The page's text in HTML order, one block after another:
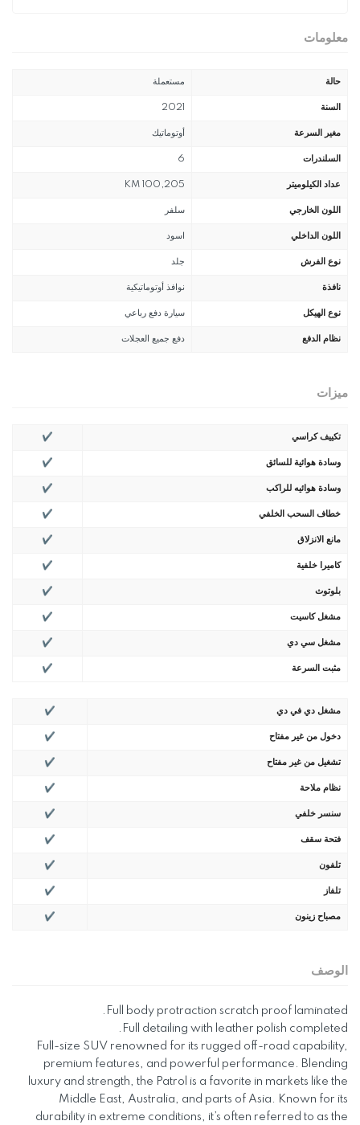
معلومات
حالة مستعملة
السنة 2021
مغير السرعة أوتوماتيك
السلندرات 6
عداد الكيلوميتر 100,205 KM
اللون الخارجي سلفر
اللون الداخلي اسود
نوع الفرش جلد
نافذة نوافذ أوتوماتيكية
نوع الهيكل سيارة دفع رباعي
نظام الدفع دفع جميع العجلات
ميزات
تكييف كراسي ✔
وسادة هوائية للسائق ✔
وسادة هوائيه للراكب ✔
خطاف السحب الخلفي ✔
مانع الانزلاق ✔
كاميرا خلفية ✔
بلوتوث ✔
مشغل كاسيت ✔
مشغل سي دي ✔
مثبت السرعة ✔
مشغل دي في دي ✔
دخول من غير مفتاح ✔
تشغيل من غير مفتاح ✔
نظام ملاحة ✔
سنسر خلفي ✔
فتحة سقف ✔
تلفون ✔
تلفاز ✔
مصباح زينون ✔
الوصف
Full body protraction scratch proof laminated.
Full detailing with leather polish completed.
Full-size SUV renowned for its rugged off-road capability,
premium features, and powerful performance. Blending
luxury and strength, the Patrol is a favorite in markets like the
Middle East, Australia, and parts of Asia. Known for its
durability in extreme conditions, it’s often referred to as the